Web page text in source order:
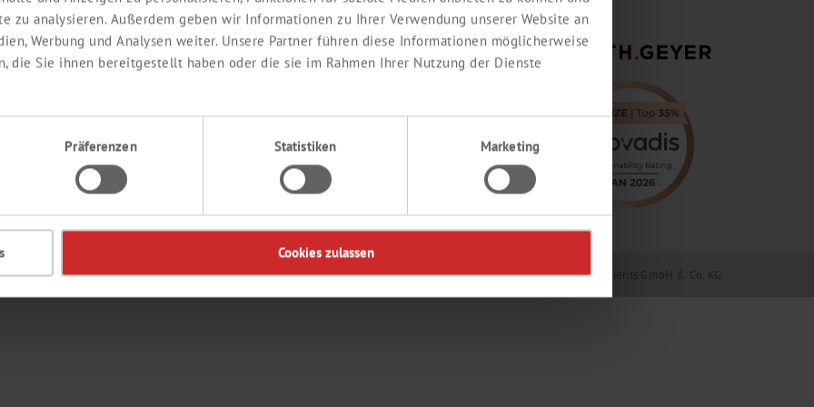
zu analysieren. Außerdem geben wir Informationen zu Ihrer Verwendung unserer Website an
Werbung und Analysen weiter. Unsere Partner führen diese Informationen möglicherweise
die Sie ihnen bereitgestellt haben oder die sie im Rahmen Ihrer Nutzung der Dienste
Präferenzen Statistiken Marketing
Cookies zulassen
KONTAKT
Labor
© 2026 Th. Geyer GmbH & Co. KG / Th. Geyer Ingredients GmbH & Co. KG